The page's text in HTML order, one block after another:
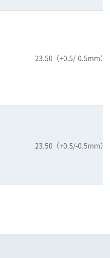
23.50（+0.5/-0.5mm）
23.50（+0.5/-0.5mm）